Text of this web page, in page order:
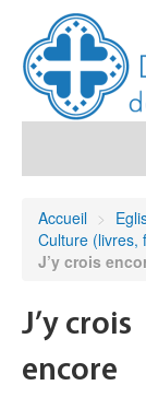
Démarches et
Sanctuaires &
Agenda
Accueil >
Culture (livres,
J’y crois
J’y crois
encore